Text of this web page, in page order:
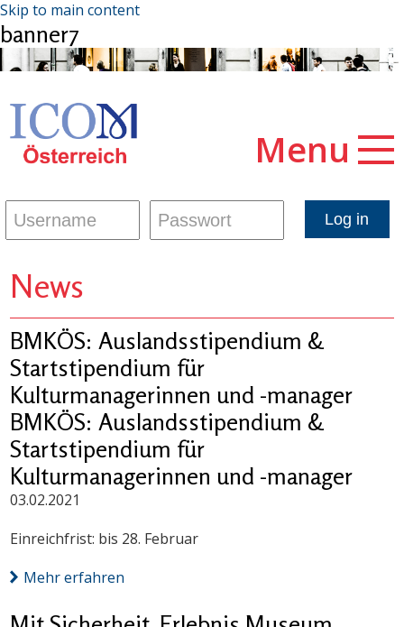
Skip to main content
banner7
Menu
News
BMKÖS: Auslandsstipendium &
Startstipendium für
Kulturmanagerinnen und -manager
BMKÖS: Auslandsstipendium &
Startstipendium für
Kulturmanagerinnen und -manager
03.02.2021
Einreichfrist: bis 28. Februar
Mehr erfahren